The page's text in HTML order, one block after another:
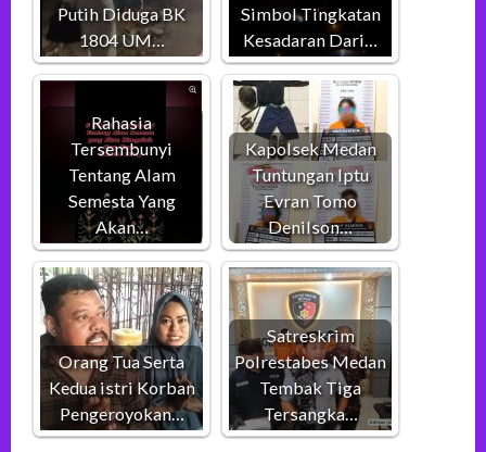
Putih Diduga BK
1804 UM…
Simbol Tingkatan
Kesadaran Dari…
Rahasia
Tersembunyi
Tentang Alam
Semesta Yang
Akan…
Kapolsek Medan
Tuntungan Iptu
Evran Tomo
Denilson…
Orang Tua Serta
Kedua istri Korban
Pengeroyokan…
Satreskrim
Polrestabes Medan
Tembak Tiga
Tersangka…